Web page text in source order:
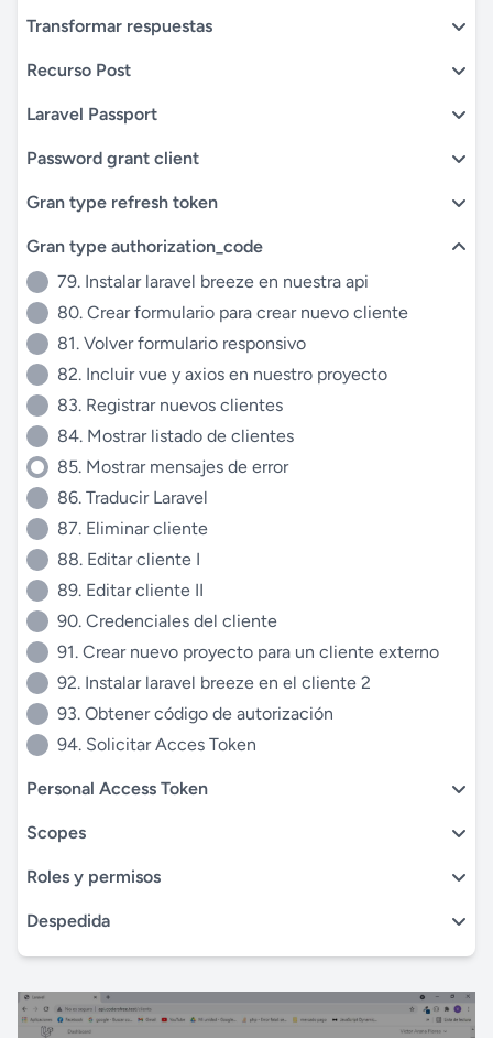
Transformar respuestas
Recurso Post
Laravel Passport
Password grant client
Gran type refresh token
Gran type authorization_code
79. Instalar laravel breeze en nuestra api
80. Crear formulario para crear nuevo cliente
81. Volver formulario responsivo
82. Incluir vue y axios en nuestro proyecto
83. Registrar nuevos clientes
84. Mostrar listado de clientes
85. Mostrar mensajes de error
86. Traducir Laravel
87. Eliminar cliente
88. Editar cliente I
89. Editar cliente II
90. Credenciales del cliente
91. Crear nuevo proyecto para un cliente externo
92. Instalar laravel breeze en el cliente 2
93. Obtener código de autorización
94. Solicitar Acces Token
Personal Access Token
Scopes
Roles y permisos
Despedida